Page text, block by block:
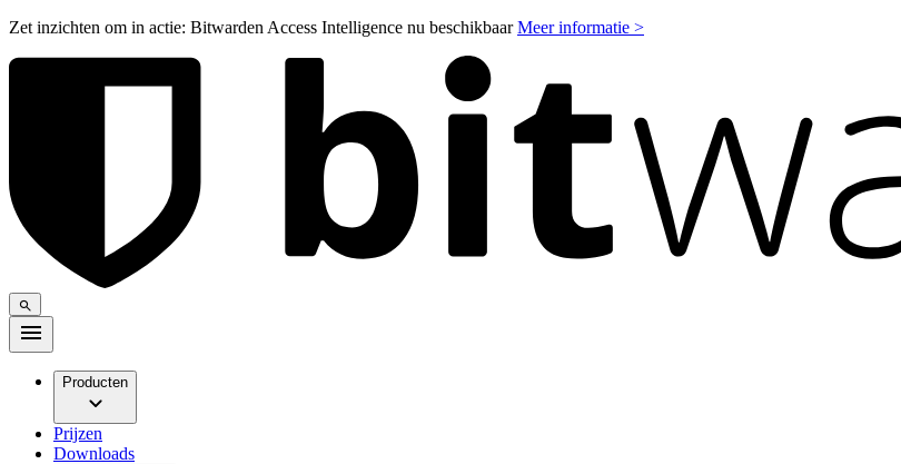
Zet inzichten om in actie: Bitwarden Access Intelligence nu beschikbaarMeer informatie >
Producten
Prijzen
Downloads